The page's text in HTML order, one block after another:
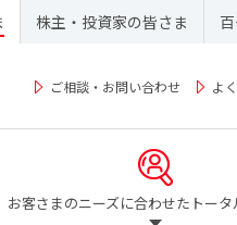
株主・投資家の皆さま
ご相談・お問い合わせ よ
お客さまのニーズに合わせたトータ